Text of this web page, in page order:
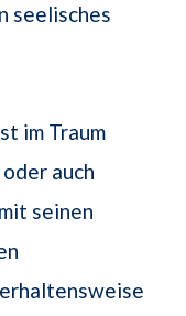
seelisches
im Traum
auch
seinen